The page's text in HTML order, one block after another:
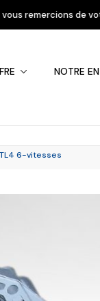
compréhension.
NOTRE
6-vitesses